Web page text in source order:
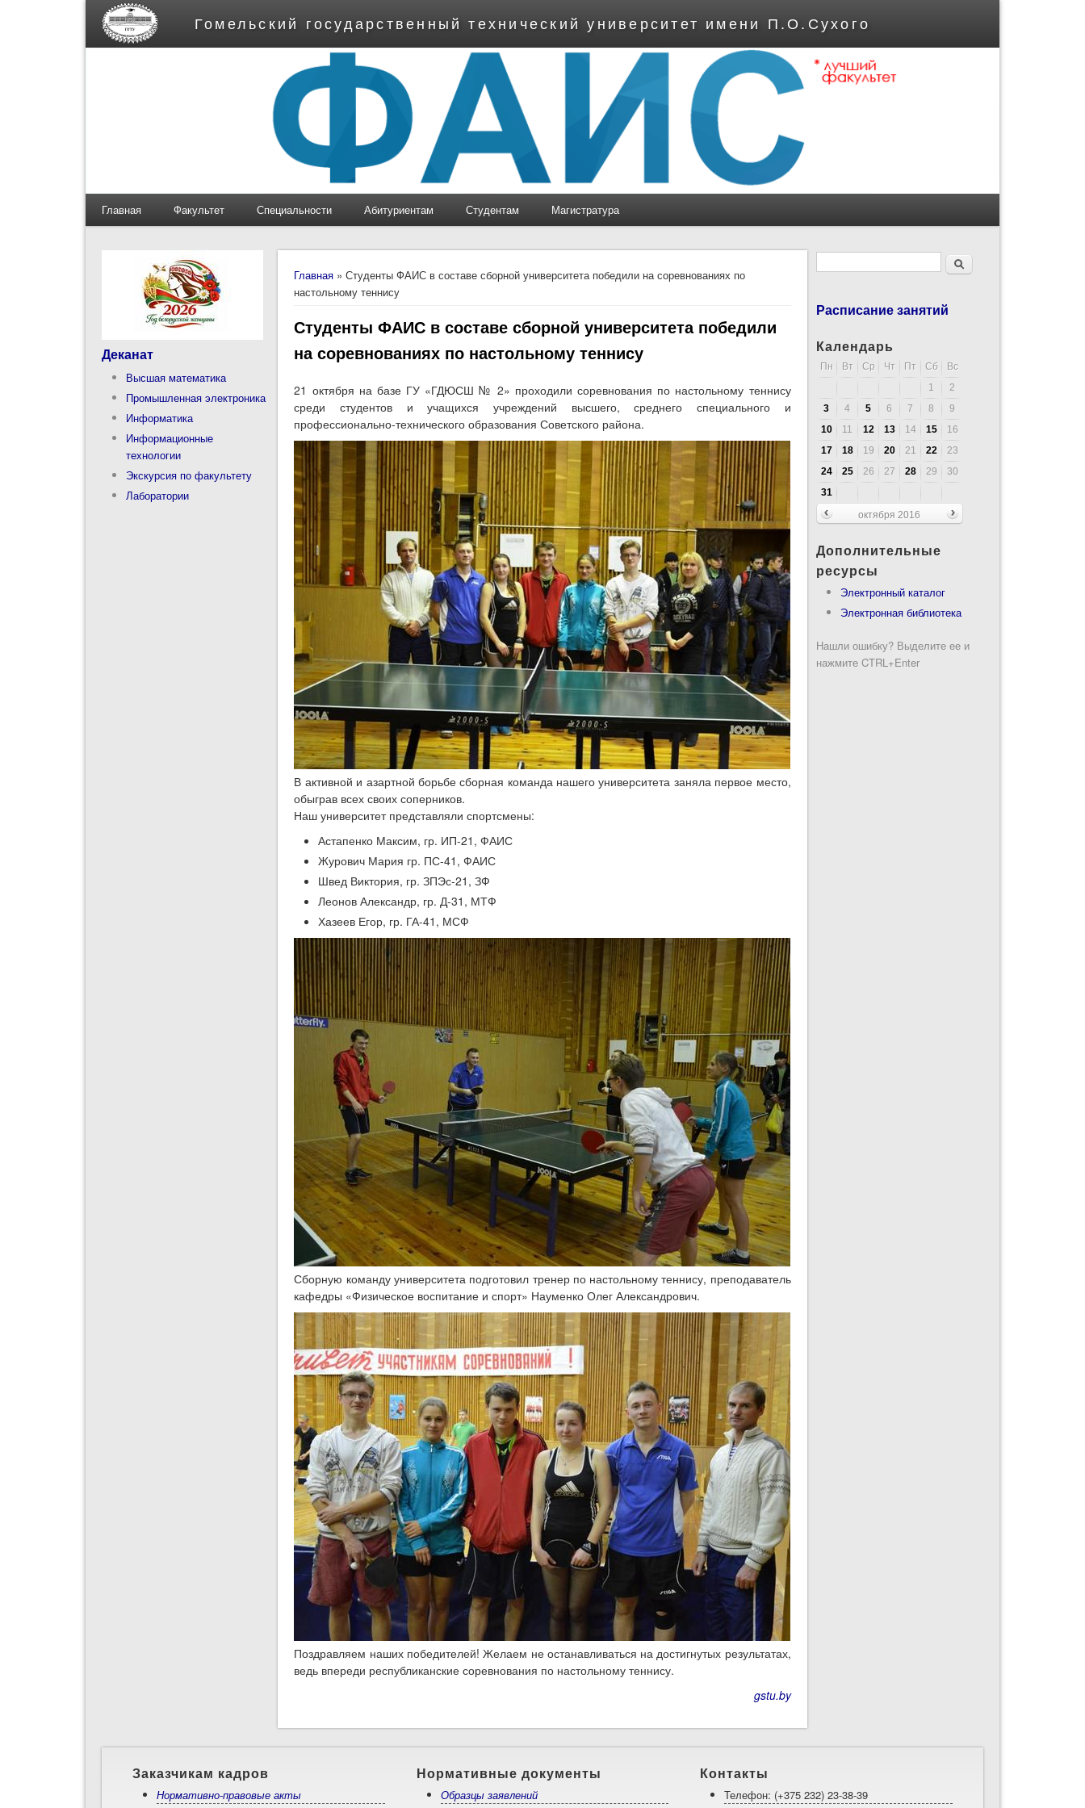
Гомельский государственный технический университет имени П.О.Сухого
Главная Факультет Специальности Абитуриентам Студентам Магистратура
Вы здесь
Главная » Студенты ФАИС в составе сборной университета победили на соревнованиях по
настольному теннису
Студенты ФАИС в составе сборной университета победили
на соревнованиях по настольному теннису
21 октября на базе ГУ «ГДЮСШ № 2» проходили соревнования по настольному теннису
среди студентов и учащихся учреждений высшего, среднего специального и
профессионально-технического образования Советского района.
В активной и азартной борьбе сборная команда нашего университета заняла первое место,
обыграв всех своих соперников.
Наш университет представляли спортсмены:
Астапенко Максим, гр. ИП-21, ФАИС
Журович Мария гр. ПС-41, ФАИС
Швед Виктория, гр. ЗПЭс-21, ЗФ
Леонов Александр, гр. Д-31, МТФ
Хазеев Егор, гр. ГА-41, МСФ
Сборную команду университета подготовил тренер по настольному теннису, преподаватель
кафедры «Физическое воспитание и спорт» Науменко Олег Александрович.
Поздравляем наших победителей! Желаем не останавливаться на достигнутых результатах,
ведь впереди республиканские соревнования по настольному теннису.
gstu.by
Деканат
Высшая математика
Промышленная электроника
Информатика
Информационные
технологии
Экскурсия по факультету
Лаборатории
Форма поискаПоиск
Расписание занятий
Календарь
Пн Вт Ср Чт Пт Сб
Вс
1
2
3
4 5 6 7 8
9
10
11 12 13 14 15
16
17
18 19 20 21 22
23
24
25 26 27 28 29
30
31
октября 2016
Дополнительные
ресурсы
Электронный каталог
Электронная библиотека
Нашли ошибку? Выделите ее и
нажмите CTRL+Enter
Заказчикам кадров
Нормативно-правовые акты
Нормативные документы
Образцы заявлений
Контакты
Телефон: (+375 232) 23-38-39